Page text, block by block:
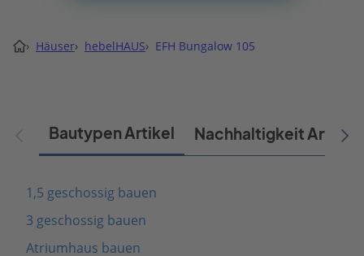
› Häuser› hebelHAUS› EFH Bungalow 105
Bautypen Artikel Nachhaltigkeit Artikel
1,5 geschossig bauen
3 geschossig bauen
Atriumhaus bauen